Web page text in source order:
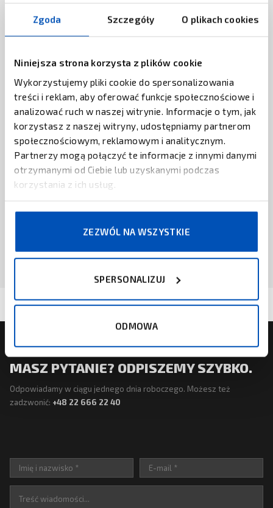
Zgoda Szczegóły O plikach cookies
Niniejsza strona korzysta z plików cookie
Wykorzystujemy pliki cookie do spersonalizowania
treści i reklam, aby oferować funkcje społecznościowe i
analizować ruch w naszej witrynie. Informacje o tym, jak
korzystasz z naszej witryny, udostępniamy partnerom
społecznościowym, reklamowym i analitycznym.
Partnerzy mogą połączyć te informacje z innymi danymi
otrzymanymi od Ciebie lub uzyskanymi podczas
korzystania z ich usług.
ZEZWÓL NA WSZYSTKIE
SPERSONALIZUJ
ODMOWA
ZAPYTAJ O CENĘ
Głowica Gulton SSP-104-832-AM41
Etykiety termotransferowe SATO
Z-Destruct PE
ZAPYTAJ O CENĘ
NAPISZ DO NAS
MASZ PYTANIE? ODPISZEMY SZYBKO.
Odpowiadamy w ciągu jednego dnia roboczego. Możesz też
zadzwonić: +48 22 666 22 40